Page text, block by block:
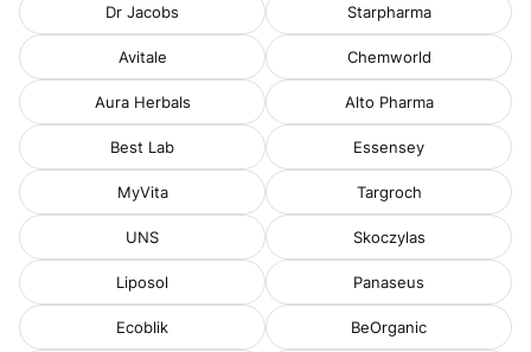
Dr Jacobs Starpharma
Avitale Chemworld
Aura Herbals Alto Pharma
Best Lab Essensey
MyVita Targroch
UNS Skoczylas
Liposol Panaseus
Ecoblik BeOrganic